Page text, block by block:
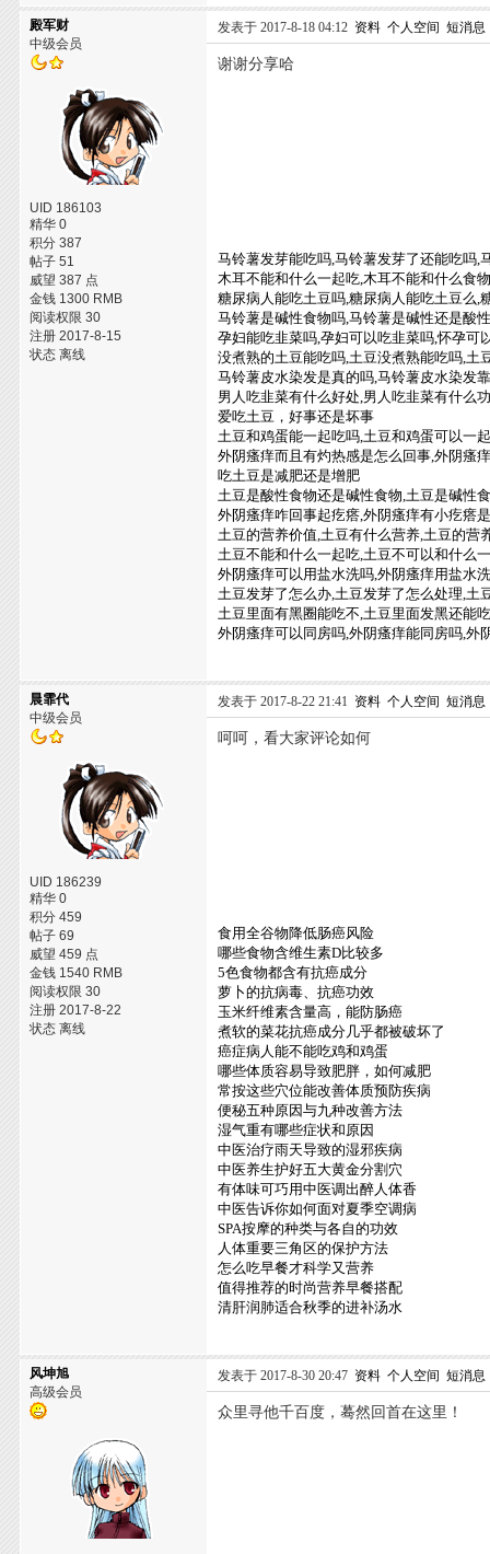
殿军财
中级会员
UID 186103
精华 0
积分 387
帖子 51
威望 387 点
金钱 1300 RMB
阅读权限 30
注册 2017-8-15
状态 离线
发表于 2017-8-18 04:12 资料 个人空间 短消息
谢谢分享哈
马铃薯发芽能吃吗,马铃薯发芽了还能吃吗,
木耳不能和什么一起吃,木耳不能和什么食
糖尿病人能吃土豆吗,糖尿病人能吃土豆么,
马铃薯是碱性食物吗,马铃薯是碱性还是酸
孕妇能吃韭菜吗,孕妇可以吃韭菜吗,怀孕可
没煮熟的土豆能吃吗,土豆没煮熟能吃吗,土
马铃薯皮水染发是真的吗,马铃薯皮水染发
男人吃韭菜有什么好处,男人吃韭菜有什么
爱吃土豆，好事还是坏事
土豆和鸡蛋能一起吃吗,土豆和鸡蛋可以一
外阴瘙痒而且有灼热感是怎么回事,外阴瘙
吃土豆是减肥还是增肥
土豆是酸性食物还是碱性食物,土豆是碱性
外阴瘙痒咋回事起疙瘩,外阴瘙痒有小疙瘩
土豆的营养价值,土豆有什么营养,土豆的营
土豆不能和什么一起吃,土豆不可以和什么
外阴瘙痒可以用盐水洗吗,外阴瘙痒用盐水
土豆发芽了怎么办,土豆发芽了怎么处理,土
土豆里面有黑圈能吃不,土豆里面发黑还能
外阴瘙痒可以同房吗,外阴瘙痒能同房吗,外
晨霏代
中级会员
UID 186239
精华 0
积分 459
帖子 69
威望 459 点
金钱 1540 RMB
阅读权限 30
注册 2017-8-22
状态 离线
发表于 2017-8-22 21:41 资料 个人空间 短消息
呵呵，看大家评论如何
食用全谷物降低肠癌风险
哪些食物含维生素D比较多
5色食物都含有抗癌成分
萝卜的抗病毒、抗癌功效
玉米纤维素含量高，能防肠癌
煮软的菜花抗癌成分几乎都被破坏了
癌症病人能不能吃鸡和鸡蛋
哪些体质容易导致肥胖，如何减肥
常按这些穴位能改善体质预防疾病
便秘五种原因与九种改善方法
湿气重有哪些症状和原因
中医治疗雨天导致的湿邪疾病
中医养生护好五大黄金分割穴
有体味可巧用中医调出醉人体香
中医告诉你如何面对夏季空调病
SPA按摩的种类与各自的功效
人体重要三角区的保护方法
怎么吃早餐才科学又营养
值得推荐的时尚营养早餐搭配
清肝润肺适合秋季的进补汤水
风坤旭
高级会员
发表于 2017-8-30 20:47 资料 个人空间 短消息
众里寻他千百度，蓦然回首在这里！